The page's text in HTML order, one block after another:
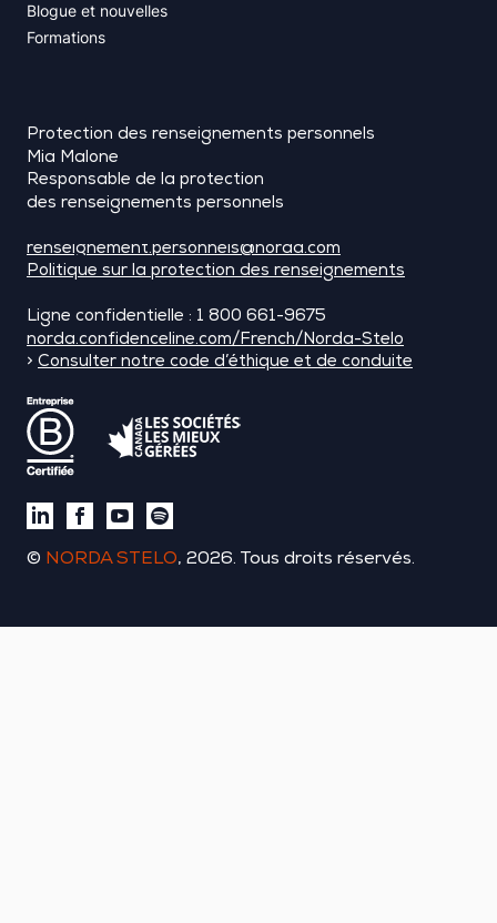
Blogue et nouvelles
Formations
Protection des renseignements personnels
Mia Malone
Responsable de la protection
des renseignements personnels
renseignement.personnels@norda.com
Politique sur la protection des renseignements
Ligne confidentielle : 1 800 661-9675
norda.confidenceline.com/French/Norda-Stelo
> Consulter notre code d’éthique et de conduite
© NORDA STELO, 2026. Tous droits réservés.